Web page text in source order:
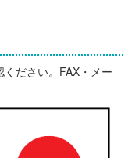
ださい。FAX・メー